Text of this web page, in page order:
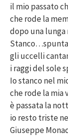
il mio passato
che rode la
dopo una lunga
Stanco…spunta
gli uccelli
i raggi del sole
Io stanco nel
che rode la mia
è passata la
io resto triste
Giuseppe